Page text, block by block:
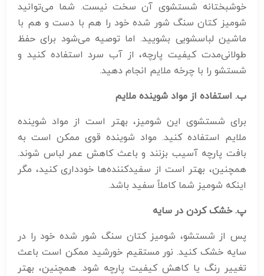
خوشبختانه شستشوی آن سخت نیست. شما می‌توانید
شومیز کتان سنگ شور شده خود را هم با دست و هم با
ماشین لباسشویی بشویید. اما توصیه می‌شود برای حفظ
طولانی‌مدت کیفیت پارچه، از آب سرد استفاده کنید و
شستشو را با چرخه ملایم انجام دهید.
ب. استفاده از مواد شوینده ملایم
برای شستشوی این شومیز، بهتر است از مواد شوینده
ملایم استفاده کنید. مواد شوینده قوی ممکن است به
بافت پارچه آسیب بزنند و باعث کاهش عمر لباس شوند.
همچنین، بهتر است از سفیدکننده‌ها خودداری کنید، مگر
اینکه شومیز شما کاملاً سفید باشد.
پ. خشک کردن در سایه
پس از شستشو، شومیز کتان سنگ شور شده خود را در
سایه خشک کنید. نور مستقیم خورشید ممکن است باعث
تغییر رنگ یا کاهش کیفیت پارچه شود. همچنین، بهتر